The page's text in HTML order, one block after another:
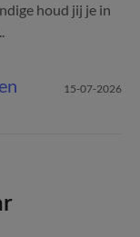
houd jij je in
15-07-2026